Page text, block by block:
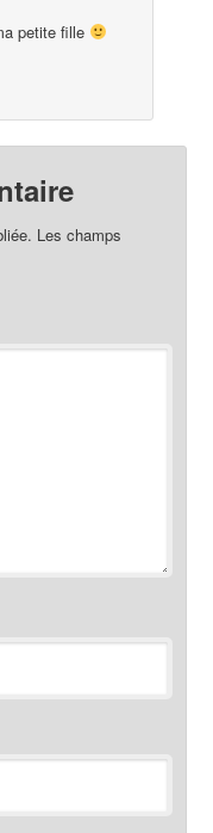
petite fille
Les champs